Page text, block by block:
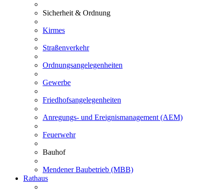
Sicherheit & Ordnung
Kirmes
Straßenverkehr
Ordnungsangelegenheiten
Gewerbe
Friedhofsangelegenheiten
Anregungs- und Ereignismanagement (AEM)
Feuerwehr
Bauhof
Mendener Baubetrieb (MBB)
Rathaus